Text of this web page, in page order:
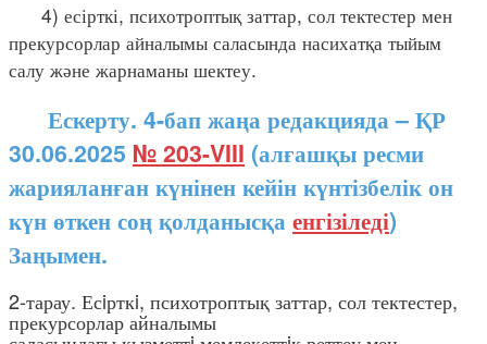
4) есірткі, психотроптық заттар, сол тектестер мен
прекурсорлар айналымы саласында насихатқа тыйым
салу және жарнаманы шектеу.
Ескерту. 4-бап жаңа редакцияда – ҚР
30.06.2025 № 203-VIII (алғашқы ресми
жарияланған күнінен кейін күнтізбелік он
күн өткен соң қолданысқа енгізіледі)
Заңымен.
2-тарау. Есiрткi, психотроптық заттар, сол тектестер,
прекурсорлар айналымы